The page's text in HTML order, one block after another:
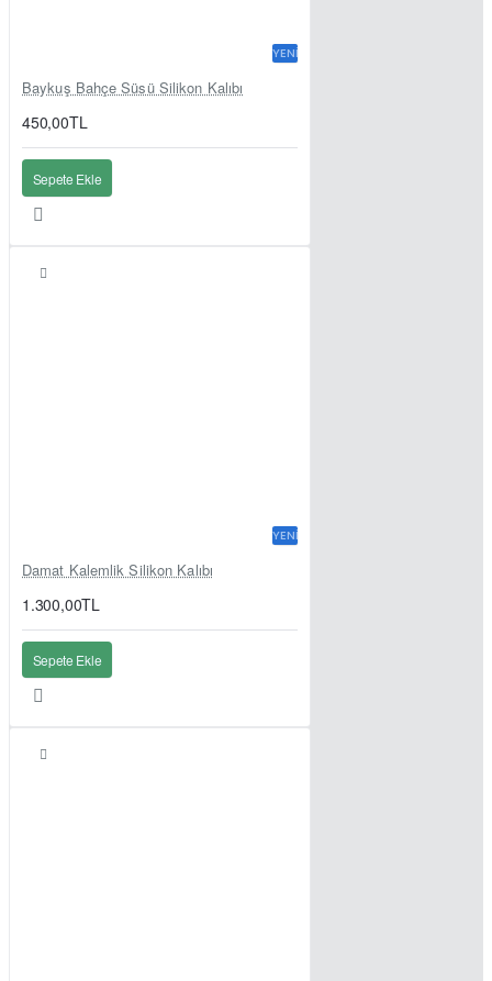
YENI
Baykuş Bahçe Süsü Silikon Kalıbı
450,00TL
Sepete Ekle
YENI
Damat Kalemlik Silikon Kalıbı
1.300,00TL
Sepete Ekle